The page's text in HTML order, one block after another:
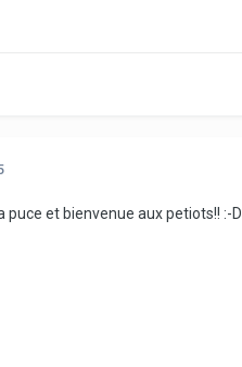
puce et bienvenue aux petiots!! :-D